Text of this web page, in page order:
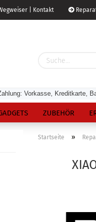
| Kontakt
Vorkasse, Kreditkarte,
ZUBEHÖR
Startseite »